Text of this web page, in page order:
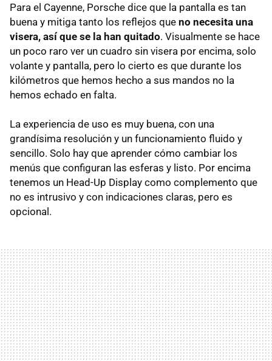
Para el Cayenne, Porsche dice que la pantalla es tan
buena y mitiga tanto los reflejos que no necesita una
visera, así que se la han quitado. Visualmente se hace
un poco raro ver un cuadro sin visera por encima, solo
volante y pantalla, pero lo cierto es que durante los
kilómetros que hemos hecho a sus mandos no la
hemos echado en falta.
La experiencia de uso es muy buena, con una
grandísima resolución y un funcionamiento fluido y
sencillo. Solo hay que aprender cómo cambiar los
menús que configuran las esferas y listo. Por encima
tenemos un Head-Up Display como complemento que
no es intrusivo y con indicaciones claras, pero es
opcional.